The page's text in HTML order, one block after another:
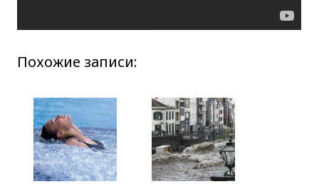
Похожие записи: